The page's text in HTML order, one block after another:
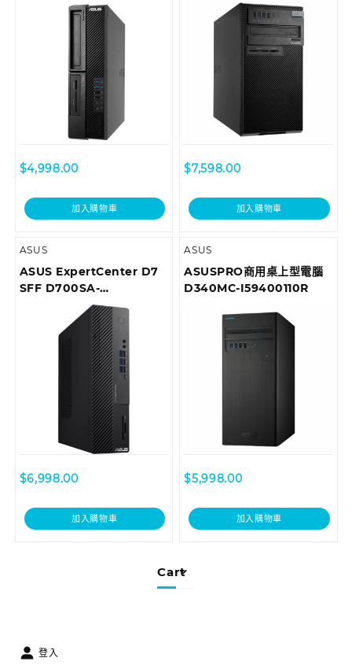
Cart
$4,998.00
加入購物車
$7,598.00
加入購物車
ASUS
ASUS ExpertCenter D7
SFF D700SA-
510400035T Desktop
$6,998.00
加入購物車
ASUS
ASUSPRO商用桌上型電腦
D340MC-I59400110R
$5,998.00
加入購物車
登入